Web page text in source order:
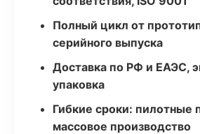
Полный цикл от
серийного выпуска
Доставка по РФ и ЕАЭС,
упаковка
Гибкие сроки: пилотные
массовое производство